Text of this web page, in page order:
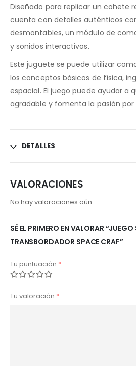
Diseñado para replicar un cohete
cuenta con detalles auténticos
desmontables, un módulo de
y sonidos interactivos.
Este juguete se puede utilizar
los conceptos básicos de física,
espacial. El juego puede ayudar a
agradable y fomenta la pasión por
DETALLES
VALORACIONES
No hay valoraciones aún.
SÉ EL PRIMERO EN VALORAR
TRANSBORDADOR SPACE CRAF”
Tu puntuación *
Tu valoración *